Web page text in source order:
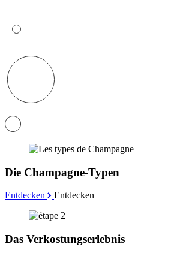
Die Champagne-Typen
Entdecken Entdecken
Das Verkostungserlebnis